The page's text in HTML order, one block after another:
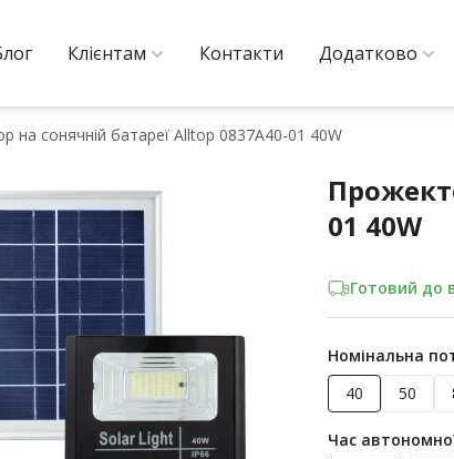
Клієнтам Контакти Додатково
на сонячній батареї Alltop 0837A40-01 40W
01 40W
Готовий до
Номінальна
40
50
Час